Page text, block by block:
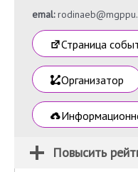
emal:
Страница
Организатор
Повысить